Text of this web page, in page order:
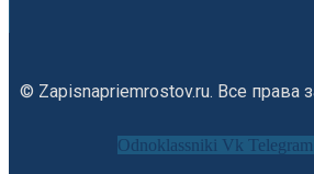
© Zapisnapriemrostov.ru. Все права
Odnoklassniki Vk Telegram